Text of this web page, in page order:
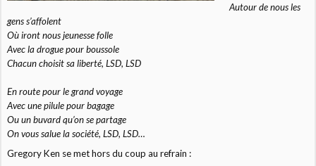
Autour de nous les
gens s’affolent
Où iront nous jeunesse folle
Avec la drogue pour boussole
Chacun choisit sa liberté, LSD, LSD
En route pour le grand voyage
Avec une pilule pour bagage
Ou un buvard qu’on se partage
On vous salue la société, LSD, LSD…
Gregory Ken se met hors du coup au refrain :